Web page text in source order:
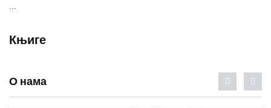
...
Књиге
О нама